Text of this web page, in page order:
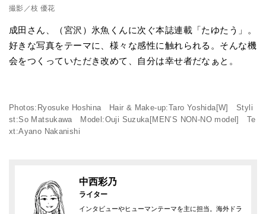
撮影／枝 優花
成田さん、（宮沢）氷魚くんに次ぐ本誌連載「たゆたう」。
好きな写真をテーマに、様々な感性に触れられる。そんな機
会をつくっていただき改めて、自分は幸せ者だなぁと。
Photos:Ryosuke Hoshina Hair & Make-up:Taro Yoshida[W] Styli
st:So Matsukawa Model:Ouji Suzuka[MEN’S NON-NO model] Te
xt:Ayano Nakanishi
中西彩乃
ライター
インタビューやヒューマンテーマを主に担当。海外ドラ